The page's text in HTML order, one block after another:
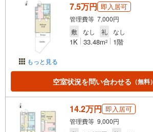
もっと見る
7.5万円 即入居可
管理費等 7,000円
敷
なし 礼 なし
1K 33.48m2 1階
空室状況を問い合わせる （無料）
14.2万円 即入居可
管理費等 9,000円